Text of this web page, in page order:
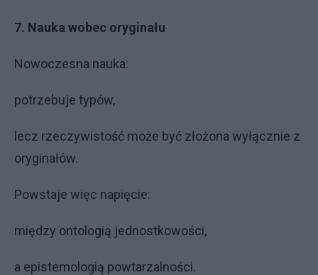
7. Nauka wobec oryginału
Nowoczesna nauka:
potrzebuje typów,
lecz rzeczywistość może być złożona wyłącznie z
oryginałów.
Powstaje więc napięcie:
między ontologią jednostkowości,
a epistemologią powtarzalności.